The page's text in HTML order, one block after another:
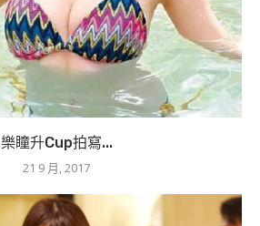
樂瞳升Cup拍寫...
21 9 月, 2017